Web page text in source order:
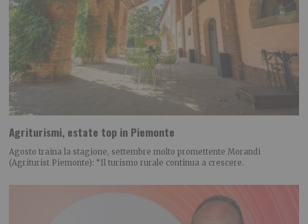
Agriturismi, estate top in Piemonte
Agosto traina la stagione, settembre molto promettente Morandi
(Agriturist Piemonte): “Il turismo rurale continua a crescere.